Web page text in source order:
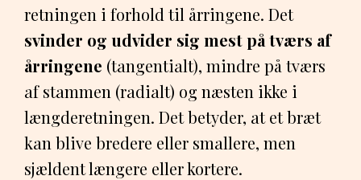
retningen i forhold til årringene. Det
svinder og udvider sig mest på tværs af
årringene (tangentialt), mindre på tværs
af stammen (radialt) og næsten ikke i
længderetningen. Det betyder, at et bræt
kan blive bredere eller smallere, men
sjældent længere eller kortere.